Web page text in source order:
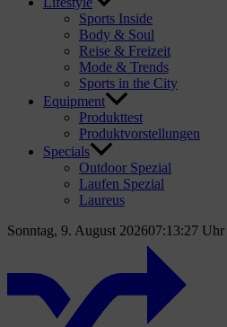
Sports Inside
Body & Soul
Reise & Freizeit
Mode & Trends
Sports in the City
Equipment
Produkttest
Produktvorstellungen
Specials
Outdoor Spezial
Laufen Spezial
Laureus
Sonntag, 9. August 202607:13:28 Uhr